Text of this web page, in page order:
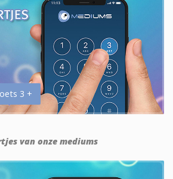
3 +
van onze mediums